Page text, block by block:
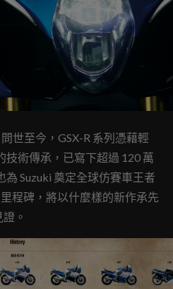
世至今，GSX-R 系列憑藉輕
技術傳承，已寫下超過 120 萬
Suzuki 奠定全球仿賽車王者
程碑，將以什麼樣的新作承先
。